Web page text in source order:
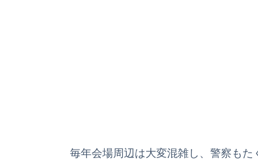
毎年会場周辺は大変混雑し、警察もた